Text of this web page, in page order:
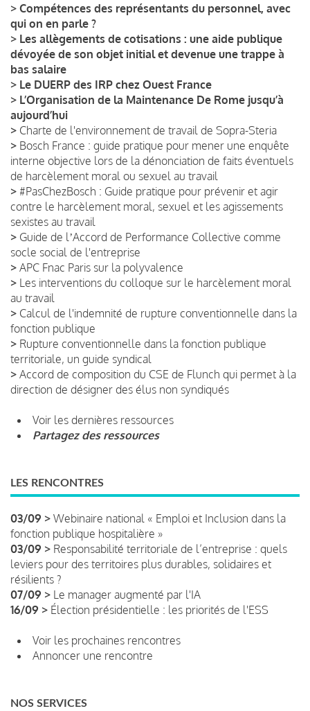
> Compétences des représentants du personnel, avec
qui on en parle ?
> Les allègements de cotisations : une aide publique
dévoyée de son objet initial et devenue une trappe à
bas salaire
> Le DUERP des IRP chez Ouest France
> L’Organisation de la Maintenance De Rome jusqu’à
aujourd’hui
> Charte de l'environnement de travail de Sopra-Steria
> Bosch France : guide pratique pour mener une enquête
interne objective lors de la dénonciation de faits éventuels
de harcèlement moral ou sexuel au travail
> #PasChezBosch : Guide pratique pour prévenir et agir
contre le harcèlement moral, sexuel et les agissements
sexistes au travail
> Guide de lʼAccord de Performance Collective comme
socle social de l'entreprise
> APC Fnac Paris sur la polyvalence
> Les interventions du colloque sur le harcèlement moral
au travail
> Calcul de l'indemnité de rupture conventionnelle dans la
fonction publique
> Rupture conventionnelle dans la fonction publique
territoriale, un guide syndical
> Accord de composition du CSE de Flunch qui permet à la
direction de désigner des élus non syndiqués
Voir les dernières ressources
Partagez des ressources
LES RENCONTRES
03/09 > Webinaire national « Emploi et Inclusion dans la
fonction publique hospitalière »
03/09 > Responsabilité territoriale de l’entreprise : quels
leviers pour des territoires plus durables, solidaires et
résilients ?
07/09 > Le manager augmenté par l'IA
16/09 > Élection présidentielle : les priorités de l'ESS
Voir les prochaines rencontres
Annoncer une rencontre
NOS SERVICES